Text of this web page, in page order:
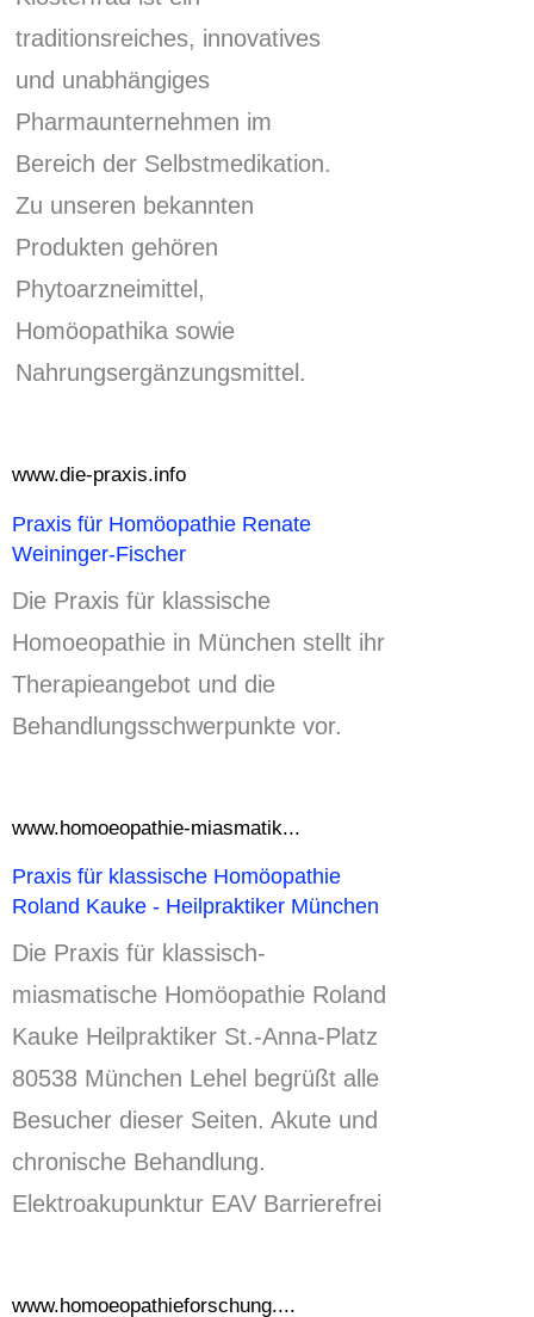
traditionsreiches, innovatives
und unabhängiges
Pharmaunternehmen im
Bereich der Selbstmedikation.
Zu unseren bekannten
Produkten gehören
Phytoarzneimittel,
Homöopathika sowie
Nahrungsergänzungsmittel.
www.die-praxis.info
Praxis für Homöopathie Renate
Weininger-Fischer
Die Praxis für klassische
Homoeopathie in München stellt ihr
Therapieangebot und die
Behandlungsschwerpunkte vor.
www.homoeopathie-miasmatik...
Praxis für klassische Homöopathie
Roland Kauke - Heilpraktiker München
Die Praxis für klassisch-
miasmatische Homöopathie Roland
Kauke Heilpraktiker St.-Anna-Platz
80538 München Lehel begrüßt alle
Besucher dieser Seiten. Akute und
chronische Behandlung.
Elektroakupunktur EAV Barrierefrei
www.homoeopathieforschung....